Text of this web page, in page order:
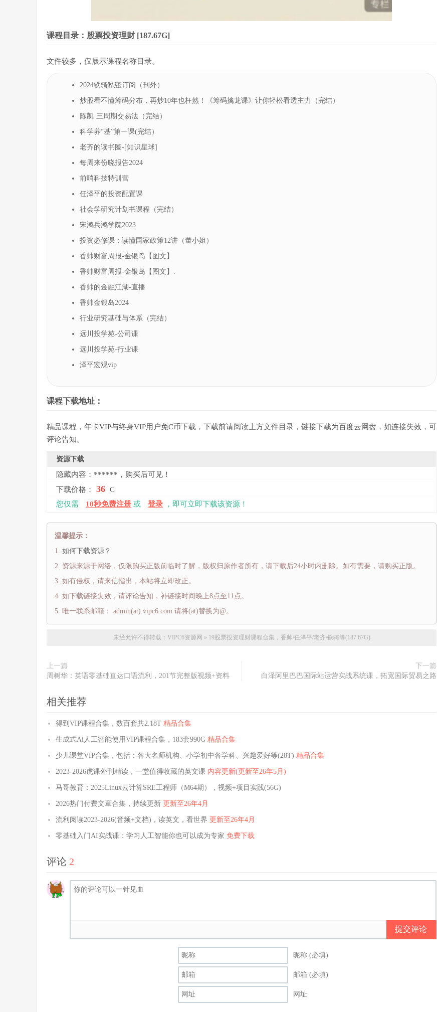
课程目录：股票投资理财 [187.67G]
文件较多，仅展示课程名称目录。
2024铁骑私密订阅（刊外）
炒股看不懂筹码分布，再炒10年也枉然！《筹码擒龙课》让你轻松看透主力（完结）
陈凯·三周期交易法（完结）
科学养“基”第一课(完结）
老齐的读书圈-[知识星球]
每周来份晓报告2024
前哨科技特训营
任泽平的投资配置课
社会学研究计划书课程（完结）
宋鸿兵鸿学院2023
投资必修课：读懂国家政策12讲（董小姐）
香帅财富周报-金银岛【图文】
香帅财富周报-金银岛【图文】.
香帅的金融江湖-直播
香帅金银岛2024
行业研究基础与体系（完结）
远川投学苑-公司课
远川投学苑-行业课
泽平宏观vip
课程下载地址：
精品课程，年卡VIP与终身VIP用户免C币下载，下载前请阅读上方文件目录，链接下载为百度云网盘，如连接失效，可
评论告知。
资源下载
隐藏内容：******，购买后可见！
下载价格：
36 C
您仅需
10秒免费注册 或 登录 ，即可立即下载该资源！
温馨提示：
如何下载资源？
资源来源于网络，仅限购买正版前临时了解，版权归原作者所有，请下载后24小时内删除。如有需要，请购买正版。
如有侵权，请来信指出，本站将立即改正。
如下载链接失效，请评论告知，补链接时间晚上8点至11点。
唯一联系邮箱： admin(at).vipc6.com 请将(at)替换为@。
未经允许不得转载： VIPC6资源网 » 19股票投资理财课程合集，香帅/任泽平/老齐/铁骑等(187.67G)
上一篇
周树华：英语零基础直达口语流利，201节完整版视频+资料
下一篇
白泽阿里巴巴国际站运营实战系统课，拓宽国际贸易之路
相关推荐
得到VIP课程合集，数百套共2.18T 精品合集
生成式Ai人工智能使用VIP课程合集，183套990G 精品合集
少儿课堂VIP合集，包括：各大名师机构、小学初中各学科、兴趣爱好等(28T) 精品合集
2023-2026虎课外刊精读，一堂值得收藏的英文课 内容更新(更新至26年5月)
马哥教育：2025Linux云计算SRE工程师（M64期），视频+项目实践(56G)
2026热门付费文章合集，持续更新 更新至26年4月
流利阅读2023-2026(音频+文档)，读英文，看世界 更新至26年4月
零基础入门AI实战课：学习人工智能你也可以成为专家 免费下载
评论 2
提交评论
昵称 (必填)
邮箱 (必填)
网址